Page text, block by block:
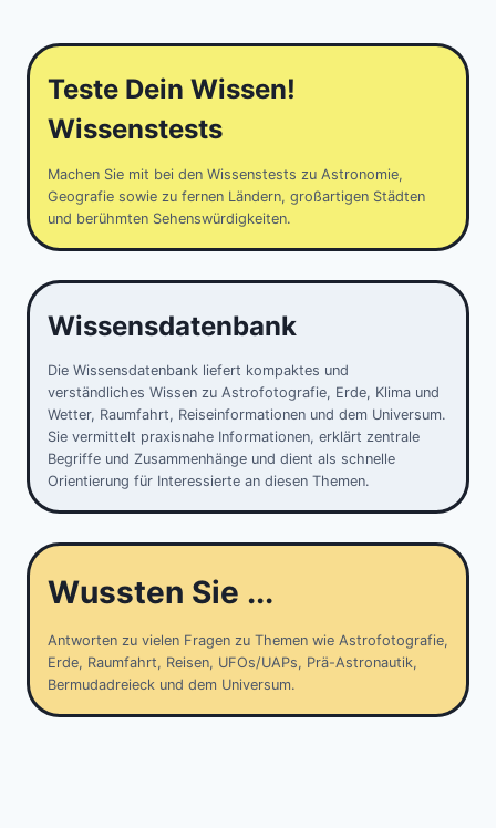
Teste Dein Wissen!
Wissenstests
Machen Sie mit bei den Wissenstests zu Astronomie,
Geografie sowie zu fernen Ländern, großartigen Städten
und berühmten Sehenswürdigkeiten.
Wissensdatenbank
Die Wissensdatenbank liefert kompaktes und
verständliches Wissen zu Astrofotografie, Erde, Klima und
Wetter, Raumfahrt, Reiseinformationen und dem Universum.
Sie vermittelt praxisnahe Informationen, erklärt zentrale
Begriffe und Zusammenhänge und dient als schnelle
Orientierung für Interessierte an diesen Themen.
Wussten Sie ...
Antworten zu vielen Fragen zu Themen wie Astrofotografie,
Erde, Raumfahrt, Reisen, UFOs/UAPs, Prä-Astronautik,
Bermudadreieck und dem Universum.